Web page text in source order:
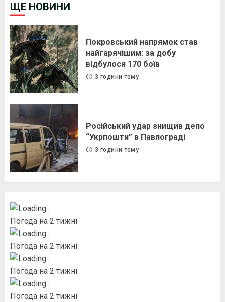
ЩЕ НОВИНИ
Покровський напрямок став
найгарячішим: за добу
відбулося 170 боїв
3 години тому
Російський удар знищив депо
“Укрпошти” в Павлограді
3 години тому
Погода на 2 тижні
Погода на 2 тижні
Погода на 2 тижні
Погода на 2 тижні